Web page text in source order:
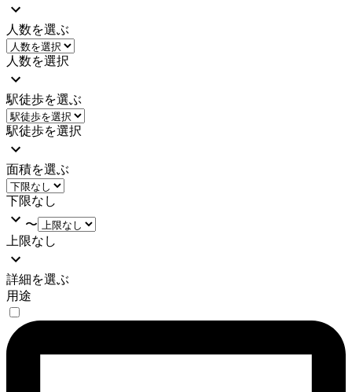
人数を選ぶ
人数を選択
駅徒歩を選ぶ
駅徒歩を選択
面積を選ぶ
下限なし
〜
上限なし
詳細を選ぶ
用途